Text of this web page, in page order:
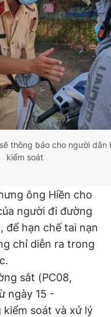
thông báo cho người dân
kiểm soát
ông Hiền cho
người đi đường
để hạn chế tai nạn
chỉ diễn ra trong
sắt (PC08,
ngày 15 -
kiểm soát và xử lý